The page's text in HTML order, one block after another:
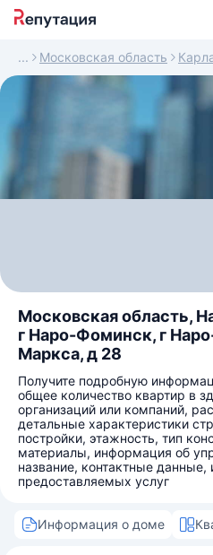
Московская область
Московская область,
г Наро-Фоминск, г
Маркса, д 28
Получите подробную
общее количество квартир в
организаций или компаний,
детальные характеристики
постройки, этажность, тип
материалы, информация об
название, контактные данные,
предоставляемых услуг
Информация о доме